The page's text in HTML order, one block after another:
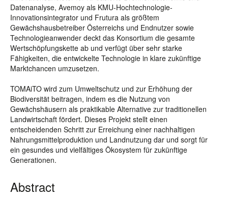
Datenanalyse, Avemoy als KMU-Hochtechnologie-
Innovationsintegrator und Frutura als größtem
Gewächshausbetreiber Österreichs und Endnutzer sowie
Technologieanwender deckt das Konsortium die gesamte
Wertschöpfungskette ab und verfügt über sehr starke
Fähigkeiten, die entwickelte Technologie in klare zukünftige
Marktchancen umzusetzen.
TOMAiTO wird zum Umweltschutz und zur Erhöhung der
Biodiversität beitragen, indem es die Nutzung von
Gewächshäusern als praktikable Alternative zur traditionellen
Landwirtschaft fördert. Dieses Projekt stellt einen
entscheidenden Schritt zur Erreichung einer nachhaltigen
Nahrungsmittelproduktion und Landnutzung dar und sorgt für
ein gesundes und vielfältiges Ökosystem für zukünftige
Generationen.
Abstract